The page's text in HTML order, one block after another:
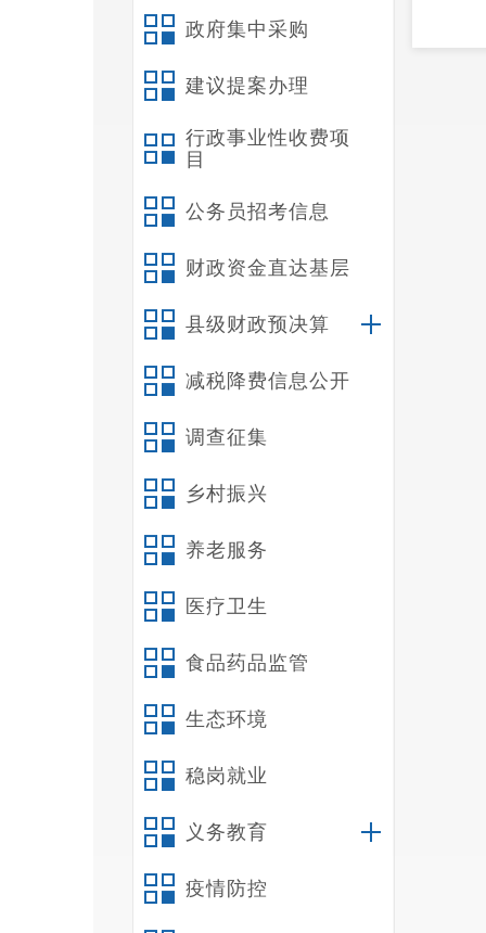
政府集中采购
建议提案办理
行政事业性收费项
目
公务员招考信息
财政资金直达基层
县级财政预决算
减税降费信息公开
调查征集
乡村振兴
养老服务
医疗卫生
食品药品监管
生态环境
稳岗就业
义务教育
疫情防控
识、